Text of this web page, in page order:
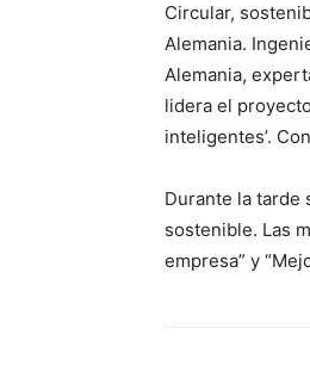
Circular,
Alemania.
Alemania,
lidera el
inteligentes’.
Durante la tarde
sostenible. Las
empresa” y